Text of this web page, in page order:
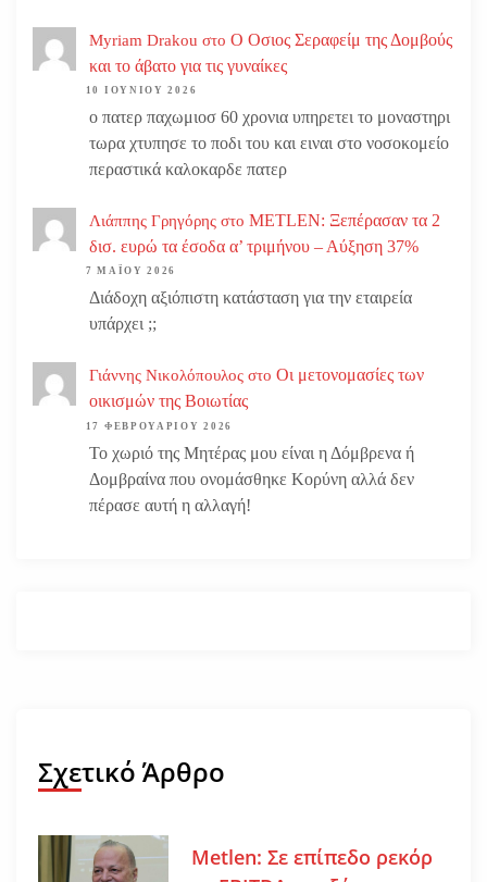
Myriam Drakou στο Ο Οσιος Σεραφείμ της Δομβούς
και το άβατο για τις γυναίκες
10 ΙΟΥΝΊΟΥ 2026
ο πατερ παχωμιοσ 60 χρονια υπηρετει το μοναστηρι
τωρα χτυπησε το ποδι του και ειναι στο νοσοκομείο
περαστικά καλοκαρδε πατερ
Λιάππης Γρηγόρης στο METLEN: Ξεπέρασαν τα 2
δισ. ευρώ τα έσοδα α’ τριμήνου – Αύξηση 37%
7 ΜΑΪ́ΟΥ 2026
Διάδοχη αξιόπιστη κατάσταση για την εταιρεία
υπάρχει ;;
Γιάννης Νικολόπουλος στο Οι μετονομασίες των
οικισμών της Βοιωτίας
17 ΦΕΒΡΟΥΑΡΊΟΥ 2026
Το χωριό της Μητέρας μου είναι η Δόμβρενα ή
Δομβραίνα που ονομάσθηκε Κορύνη αλλά δεν
πέρασε αυτή η αλλαγή!
Σχετικό Άρθρο
Metlen: Σε επίπεδο ρεκόρ